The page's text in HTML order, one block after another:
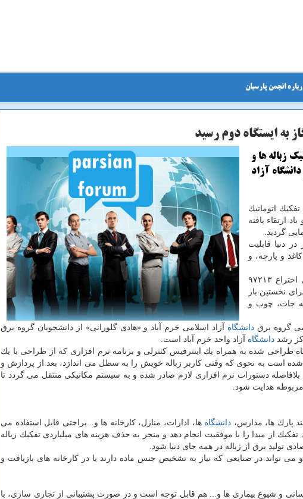
انجمن پارسیان
به ایستگاه دوم رسید
زباله ها و
دانشگاه آزاد
اتوماتیك
ارتقاء یافته
گردید.
دنیا قابلیت
و پارچه، و
زباله «یافته» با شماره ثبت ملی اختراع ۹۷۲۱۳
نخستین بار
جات، چوب و
گروه برق دانشگاه آزاد اسلامی خرم آباد و «هادی گلورانی» از دانشجویان گروه برق
رشد دانشگاه آزاد واحد خرم آباد است.
طراحی شده به همراه یك اینترفیس كنترلی و برنامه نرم افزاری كه از طراحی با یك
شده است به نحوی كه وقتی كاربر زباله خویش را به سطل می اندازد، بعد از پردازش و
دستورات نرم افزاری لازم صادر شده و به سیستم مكانیكی منتقل می گردد تا
هدایت شود.
پارك ها، مدارس، دانشگاه ها، ادارات، منازل، كارخانه ها و...براحتی قابل استفاده می
تفكیك از مبدا را با موفقیت انجام دهد و منجر به حذف هزینه های میلیاردی تفكیك زباله
تولید برق از زباله در همه جای دنیا شود.
می تواند در صنایعی كه نیاز به تشخیص جنس ماده دارند یا در كارخانه های بازیافت و
و شیوع بیماری ها و... هم قابل توجه است و در صورت پشتیبانی از تجاری سازی، با